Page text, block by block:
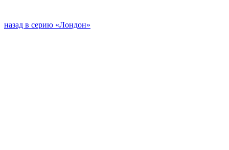
назад в серию «Лондон»